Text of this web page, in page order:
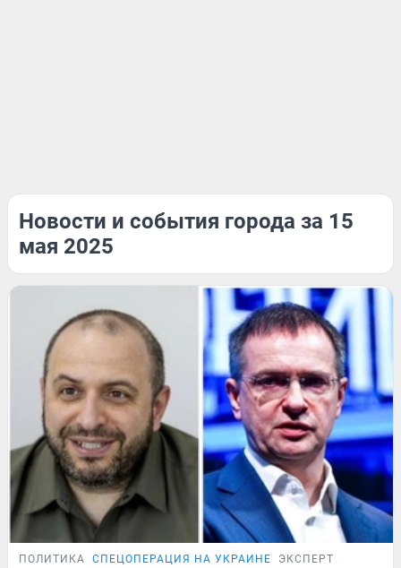
Новости и события города за 15
мая 2025
ПОЛИТИКА СПЕЦОПЕРАЦИЯ НА УКРАИНЕ ЭКСПЕРТ